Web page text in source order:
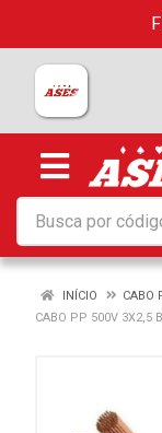
INÍCIO CABO
CABO PP 500V 3X2,5